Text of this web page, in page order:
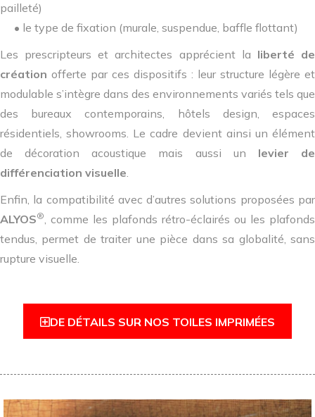
pailleté)
• le type de fixation (murale, suspendue, baffle flottant)
Les prescripteurs et architectes apprécient la liberté de
création offerte par ces dispositifs : leur structure légère et
modulable s’intègre dans des environnements variés tels que
des bureaux contemporains, hôtels design, espaces
résidentiels, showrooms. Le cadre devient ainsi un élément
de décoration acoustique mais aussi un levier de
différenciation visuelle.
Enfin, la compatibilité avec d’autres solutions proposées par
ALYOS®, comme les plafonds rétro-éclairés ou les plafonds
tendus, permet de traiter une pièce dans sa globalité, sans
rupture visuelle.
DE DÉTAILS SUR NOS TOILES IMPRIMÉES